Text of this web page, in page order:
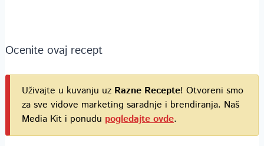
Ocenite ovaj recept
Uživajte u kuvanju uz Razne Recepte! Otvoreni smo
za sve vidove marketing saradnje i brendiranja. Naš
Media Kit i ponudu pogledajte ovde.